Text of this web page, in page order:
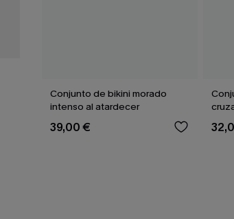
Conjunto de bikini morado
intenso al atardecer
39,00 €